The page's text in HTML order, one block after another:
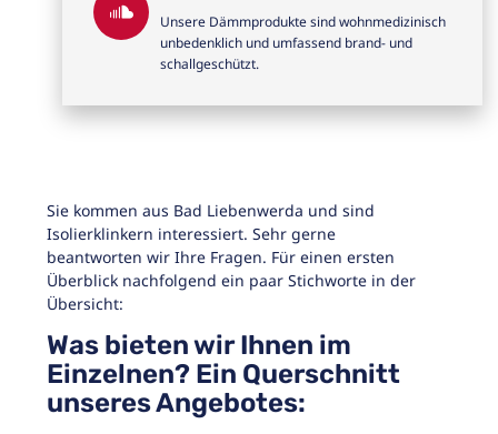
Unsere Dämmprodukte sind wohnmedizinisch
unbedenklich und umfassend brand- und
schallgeschützt.
Sie kommen aus Bad Liebenwerda und sind
Isolierklinkern interessiert. Sehr gerne
beantworten wir Ihre Fragen. Für einen ersten
Überblick nachfolgend ein paar Stichworte in der
Übersicht:
Was bieten wir Ihnen im
Einzelnen? Ein Querschnitt
unseres Angebotes: